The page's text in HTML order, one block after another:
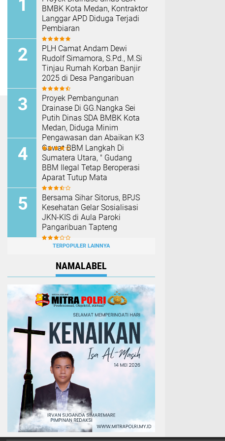
BMBK Kota Medan, Kontraktor
Langgar APD Diduga Terjadi
Pembiaran
PLH Camat Andam Dewi
Rudolf Simamora, S.Pd., M.Si
Tinjau Rumah Korban Banjir
2025 di Desa Pangaribuan
Proyek Pembangunan
Drainase Di GG.Nangka Sei
Putih Dinas SDA BMBK Kota
Medan, Diduga Minim
Pengawasan dan Abaikan K3
Gawat BBM Langkah Di
Sumatera Utara, " Gudang
BBM Ilegal Tetap Beroperasi
Aparat Tutup Mata
Bersama Sihar Sitorus, BPJS
Kesehatan Gelar Sosialisasi
JKN-KIS di Aula Paroki
Pangaribuan Tapteng
TERPOPULER LAINNYA
NAMALABEL